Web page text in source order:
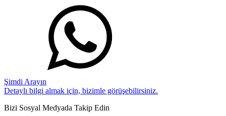
Şimdi Arayın
Detaylı bilgi almak için, bizimle görüşebilirsiniz.
Bizi Sosyal Medyada Takip Edin